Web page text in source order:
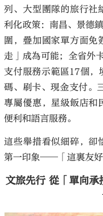
列、大型團隊的旅行社
利化政策：南昌、景德
圍，疊加國家單方面免
走」成為可能；全省外
支付服務示範區17個，
碼、刷卡、現金支付。
專屬優惠，星級飯店和
便利和語言服務。
這些舉措看似細碎，卻
第一印象——「這裏友好
文旅先行 從「單向承